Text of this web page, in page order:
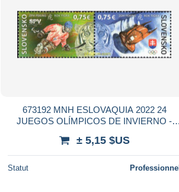
673192 MNH ESLOVAQUIA 2022 24
JUEGOS OLÍMPICOS DE INVIERNO -
± 5,15 $US
Statut Professionnel